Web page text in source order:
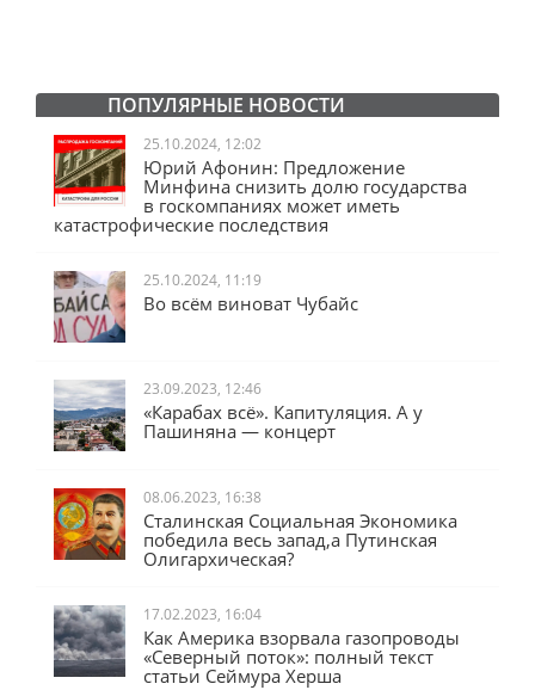
ПОПУЛЯРНЫЕ НОВОСТИ
25.10.2024, 12:02
Юрий Афонин: Предложение
Минфина снизить долю государства
в госкомпаниях может иметь
катастрофические последствия
25.10.2024, 11:19
Во всём виноват Чубайс
23.09.2023, 12:46
«Карабах всё». Капитуляция. А у
Пашиняна — концерт
08.06.2023, 16:38
Сталинская Социальная Экономика
победила весь запад,а Путинская
Олигархическая?
17.02.2023, 16:04
Как Америка взорвала газопроводы
«Северный поток»: полный текст
статьи Сеймура Херша